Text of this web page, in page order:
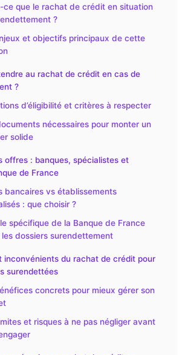
ce que le rachat de crédit en situation
?
et objectifs principaux de cette
au rachat de crédit en cas de
?
d’éligibilité et critères à respecter
nécessaires pour monter un
solide
offres : banques, spécialistes et
de France
bancaires vs établissements
: que choisir ?
spécifique de la Banque de France
dossiers surendettement
inconvénients du rachat de crédit pour
surendettées
concrets pour mieux gérer son
et risques à ne pas négliger avant